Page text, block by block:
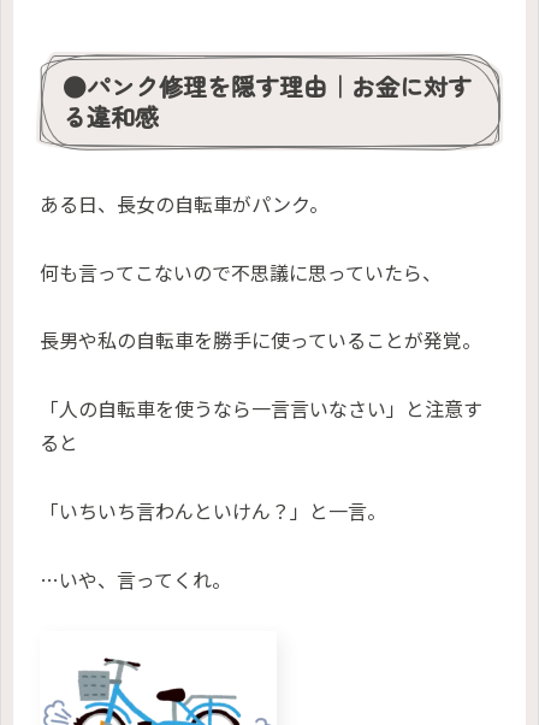
●パンク修理を隠す理由｜お金に対す
る違和感
ある日、長女の自転車がパンク。
何も言ってこないので不思議に思っていたら、
長男や私の自転車を勝手に使っていることが発覚。
「人の自転車を使うなら一言言いなさい」と注意す
ると
「いちいち言わんといけん？」と一言。
…いや、言ってくれ。